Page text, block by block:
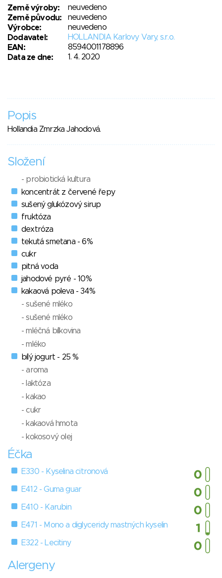
Země výroby:
neuvedeno
Země původu:
neuvedeno
Výrobce:
neuvedeno
Dodavatel:
HOLLANDIA Karlovy Vary, s.r.o.
EAN:
8594001178896
Data ze dne:
1. 4. 2020
Popis
Hollandia Zmrzka Jahodová.
Složení
- probiotická kultura
koncentrát z červené řepy
sušený glukózový sirup
fruktóza
dextróza
tekutá smetana - 6%
cukr
pitná voda
jahodové pyré - 10%
kakaová poleva - 34%
- sušené mléko
- sušené mléko
- mléčná bílkovina
- mléko
bílý jogurt - 25 %
- aroma
- laktóza
- kakao
- cukr
- kakaová hmota
- kokosový olej
Éčka
E330 - Kyselina citronová
E412 - Guma guar
E410 - Karubin
E471 - Mono a diglyceridy mastných kyselin
E322 - Lecitiny
Alergeny